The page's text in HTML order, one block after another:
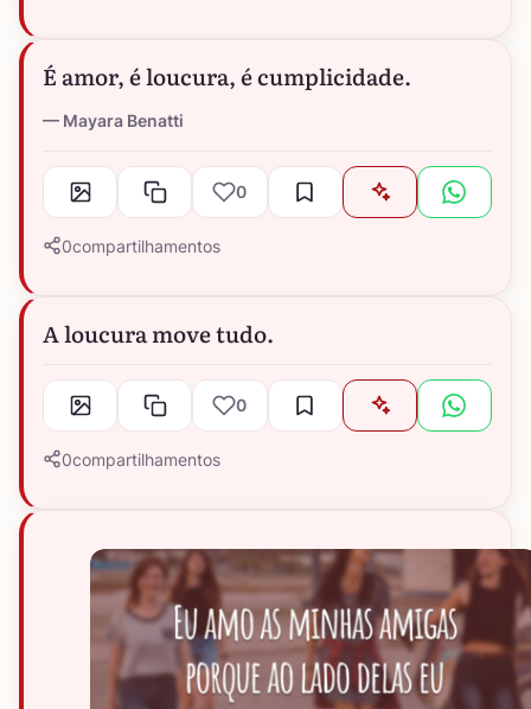
É amor, é loucura, é cumplicidade.
Mayara Benatti
0
0compartilhamentos
A loucura move tudo.
0
0compartilhamentos